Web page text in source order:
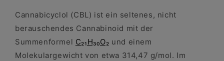
Cannabicyclol (CBL) ist ein seltenes, nicht
berauschendes Cannabinoid mit der
Summenformel C₂₁H₃₀O₂ und einem
Molekulargewicht von etwa 314,47 g/mol. Im